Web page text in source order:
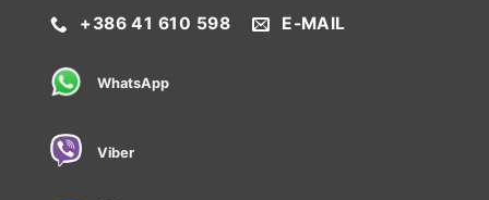
+386 41 610 598 E-MAIL
WhatsApp
Viber